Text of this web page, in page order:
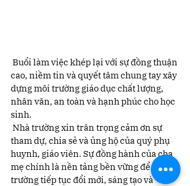
Buổi làm việc khép lại với sự đồng thuận
cao, niềm tin và quyết tâm chung tay xây
dựng môi trường giáo dục chất lượng,
nhân văn, an toàn và hạnh phúc cho học
sinh.
Nhà trường xin trân trọng cảm ơn sự
tham dự, chia sẻ và ủng hộ của quý phụ
huynh, giáo viên. Sự đồng hành của cha
mẹ chính là nền tảng bền vững để Nhà
trường tiếp tục đổi mới, sáng tạo và